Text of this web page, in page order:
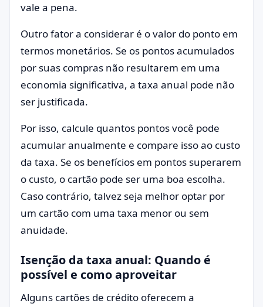
vale a pena.
Outro fator a considerar é o valor do ponto em
termos monetários. Se os pontos acumulados
por suas compras não resultarem em uma
economia significativa, a taxa anual pode não
ser justificada.
Por isso, calcule quantos pontos você pode
acumular anualmente e compare isso ao custo
da taxa. Se os benefícios em pontos superarem
o custo, o cartão pode ser uma boa escolha.
Caso contrário, talvez seja melhor optar por
um cartão com uma taxa menor ou sem
anuidade.
Isenção da taxa anual: Quando é
possível e como aproveitar
Alguns cartões de crédito oferecem a